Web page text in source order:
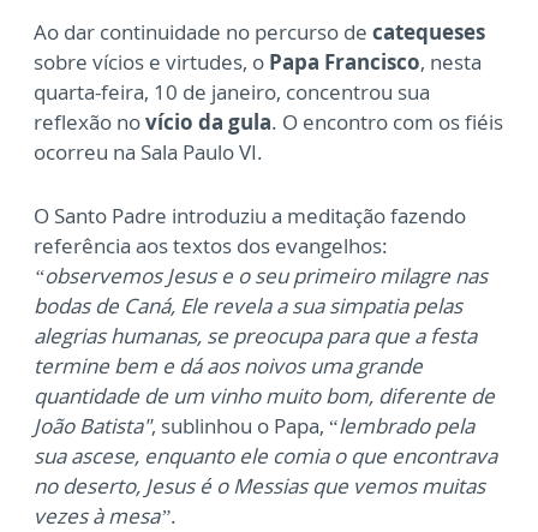
Ao dar continuidade no percurso de catequeses
sobre vícios e virtudes, o Papa Francisco, nesta
quarta-feira, 10 de janeiro, concentrou sua
reflexão novício da gula. O encontro com os fiéis
ocorreu na Sala Paulo VI.
O Santo Padre introduziu a meditação fazendo
referência aos textos dos evangelhos:
“observemos Jesus e o seu primeiro milagre nas
bodas de Caná, Ele revela a sua simpatia pelas
alegrias humanas, se preocupa para que a festa
termine bem e dá aos noivos uma grande
quantidade de um vinho muito bom, diferente de
João Batista", sublinhou o Papa, “lembrado pela
sua ascese, enquanto ele comia o que encontrava
no deserto, Jesus é o Messias que vemos muitas
vezes à mesa”.